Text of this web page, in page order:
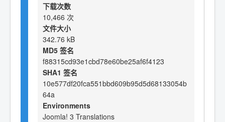
下载次数
10,466 次
文件大小
342.76 kB
MD5 签名
f88315cd93e1cbd78e60be25af6f4123
SHA1 签名
10e577df20fca551bbd609b95d5d68133054b
64a
Environments
Joomla! 3 Translations